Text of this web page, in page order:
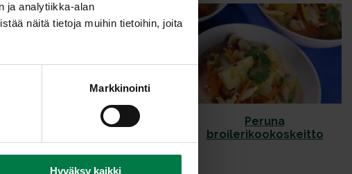
ja analytiikka-alan
näitä tietoja muihin tietoihin, joita
Markkinointi
Hyväksy kaikki
Mikroperuna
Peruna
broilerikookoskeitto